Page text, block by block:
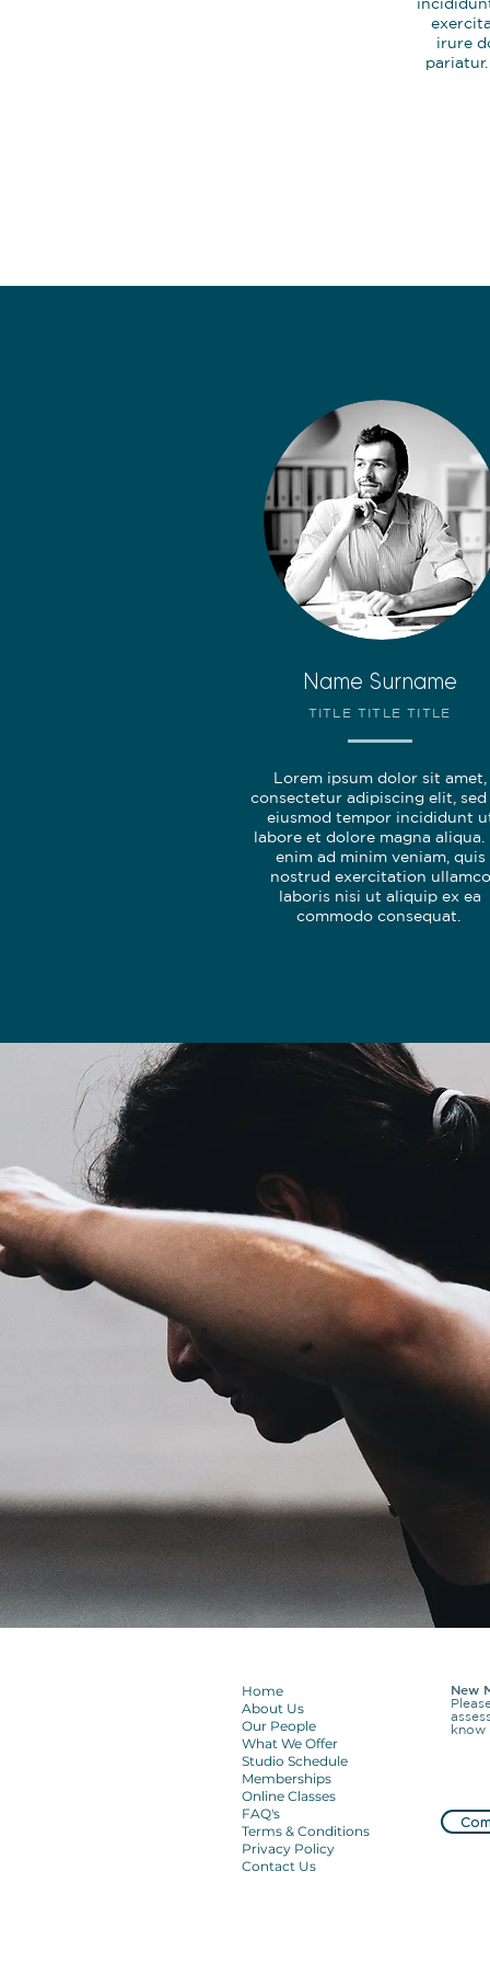
irure
Name Surname
TITLE TITLE TITLE
Lorem ipsum dolor sit amet,
consectetur adipiscing elit, sed
eiusmod tempor incididunt
labore et dolore magna aliqua.
enim ad minim veniam, quis
nostrud exercitation ullamco
laboris nisi ut aliquip ex ea
commodo consequat.
Home
About Us
Our People
What We Offer
Studio Schedule
Memberships
Online Classes
FAQ's
Terms & Conditions
Privacy Policy
Contact Us
New
know